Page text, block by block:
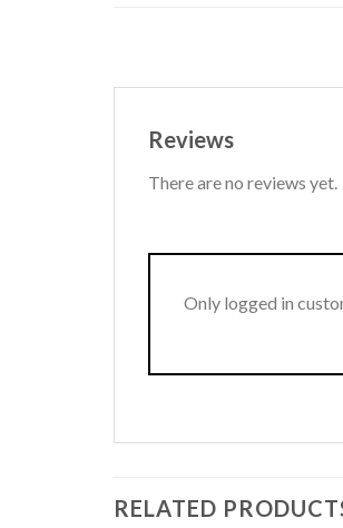
Reviews
There are no reviews yet.
Only logged in
RELATED